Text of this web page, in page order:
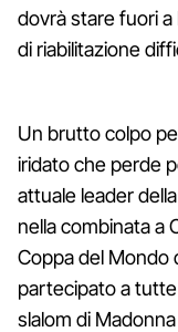
dovrà stare fuori
di riabilitazione
Un brutto colpo
iridato che perde
attuale leader
nella combinata a
Coppa del Mondo
partecipato a
slalom di